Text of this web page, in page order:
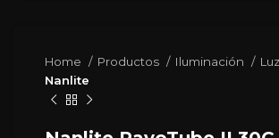
Home Productos Iluminación
Nanlite